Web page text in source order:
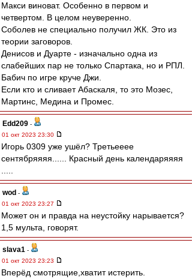
Макси виноват. Особенно в первом и
четвертом. В целом неуверенно.
Соболев не специально получил ЖК. Это из
теории заговоров.
Денисов и Дуарте - изначально одна из
слабейших пар не только Спартака, но и РПЛ.
Бабич по игре круче Джи.
Если кто и сливает Абаскаля, то это Мозес,
Мартинс, Медина и Промес.
Edd209 -
01 окт 2023 23:30
Игорь 0309 уже ушёл? Третьееее
сентябряяяя...... Красный день календаряяяя
wod -
01 окт 2023 23:27
Может он и правда на неустойку нарывается?
1,5 мульта, говорят.
slava1 -
01 окт 2023 23:23
Вперёд смотрящие,хватит истерить.